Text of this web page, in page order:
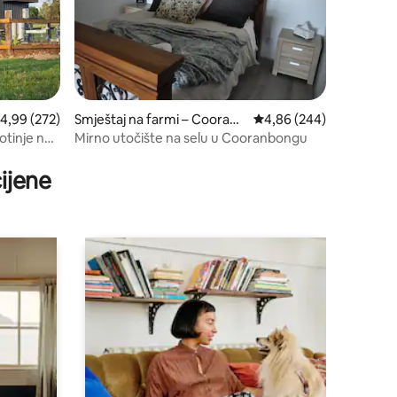
ocjena: 4,99/5, recenzija: 272
4,99 (272)
na
Smještaj na farmi – Cooranb
ong
Prosječna ocjena:
4,86 (244)
Mirno utočište na selu u Cooranbongu